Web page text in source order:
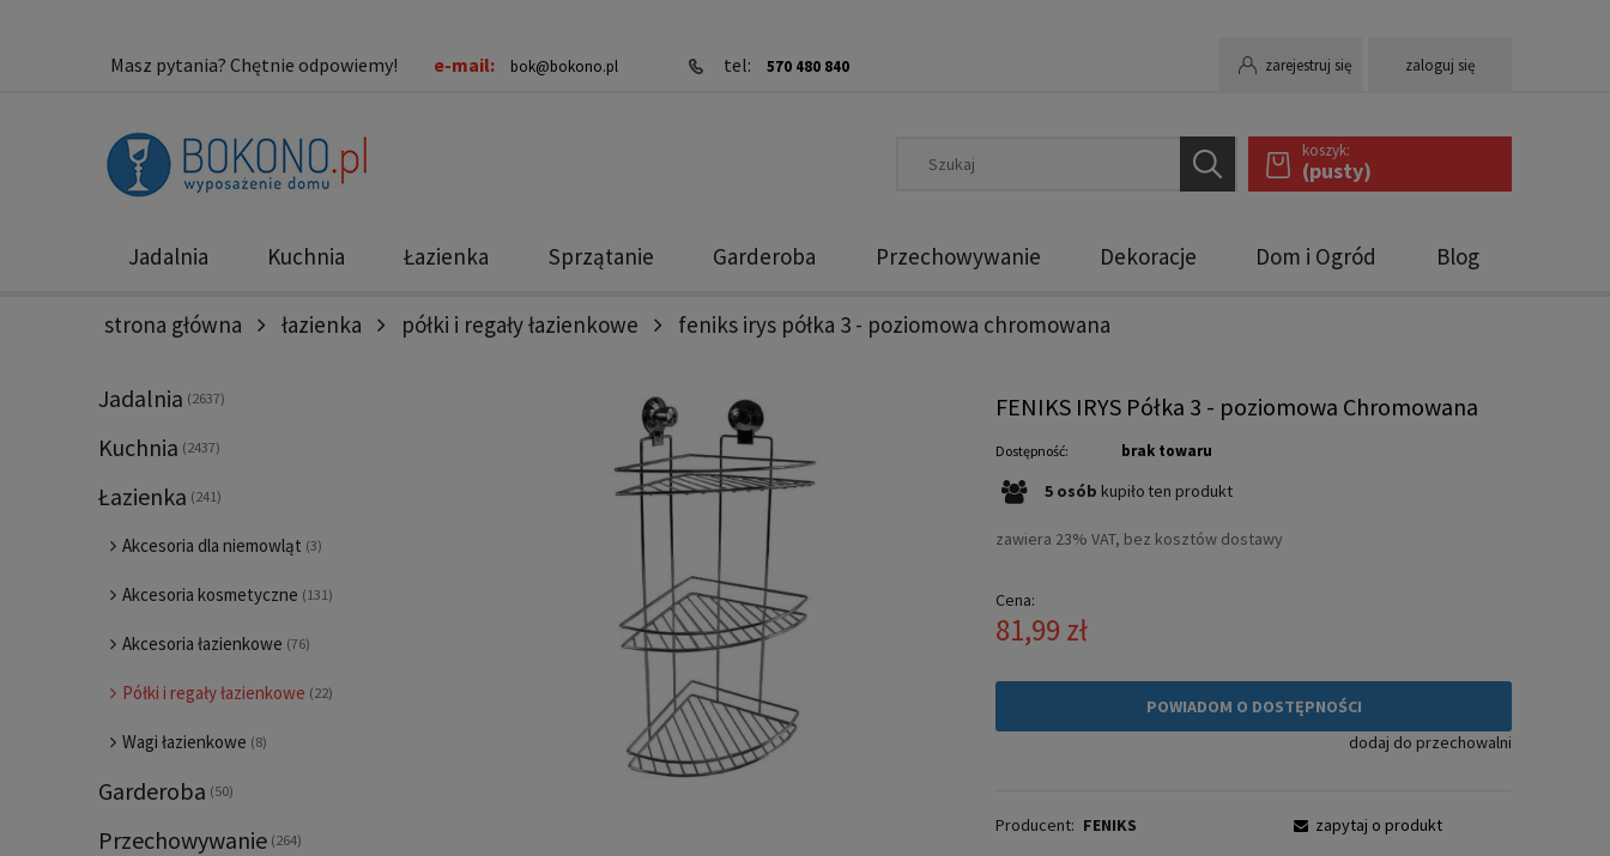
zarejestruj się zaloguj się
Masz pytania? Chętnie odpowiemy! e-mail: bok@bokono.pl tel: 570 480 840
koszyk:
(pusty)
Jadalnia Kuchnia Łazienka Sprzątanie Garderoba Przechowywanie Dekoracje Dom i Ogród Blog
Nowości Promocje
strona główna łazienka półki i regały łazienkowe feniks irys półka 3 - poziomowa chromowana
Jadalnia (2637)
Kuchnia (2437)
Łazienka (241)
Akcesoria dla niemowląt (3)
Akcesoria kosmetyczne (131)
Akcesoria łazienkowe (76)
Półki i regały łazienkowe (22)
Wagi łazienkowe (8)
Garderoba (50)
Przechowywanie (264)
FENIKS IRYS Półka 3 - poziomowa Chromowana
Dostępność: brak towaru
5 osób kupiło ten produkt
zawiera 23% VAT, bez kosztów dostawy
Cena:
81,99 zł
POWIADOM O DOSTĘPNOŚCI
dodaj do przechowalni
Producent: FENIKS zapytaj o produkt